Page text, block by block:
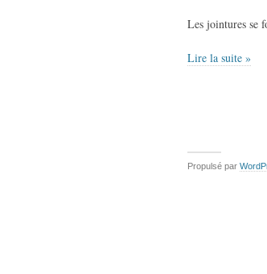
Les jointures se
Lire la suite »
Propulsé par